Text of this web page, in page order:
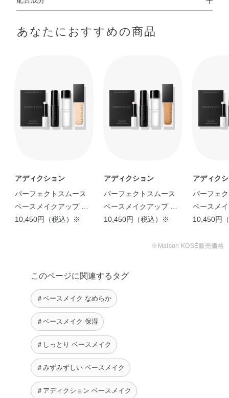
水・メチルトリメチコン・メトキシケイヒ酸エチルヘキシ
ヘキサン酸セチル・ポリグリセリル－3ポリジメチルシロ
キシエチルジメチコン・アルガニアスピノサ核油・オリー
ブ果実油・カニナバラ果実エキス・カニナバラ果実油・カ
ミツレ花エキス・グリチルリチン酸2K・ゴマ種子油・サフ
エキス・BHT・PEG－9ポリジメチルシロキシエチルジメ
－t－ブチルヒドロキシヒドロケイヒ酸）ペンタエリスリチ
ル・ポリヒドロキシステアリン酸・ラウリルPEG－9ポリ
ジメチルシロキシエチルジメチコン・塩化Na・水酸化Al・
フェノキシエタノール・マイカ・酸化チタン・酸化亜鉛・
酸化鉄
◆SILKY BALM STICK
ジメチコン・水・パラフィン・エチルヘキサン酸セチル・
セレシン・ポリシリコーン－11・ポリメチルシルセスキオ
キサン・（カプリル酸／カプリン酸）ヤシアルキル・ラウ
あなたにおすすめの商品
アディクション
パーフェクトスムース
ベースメイクアップ キ
ット
10,450円（税込）※
アディクション
パーフェクトスムース
ベースメイクアップ キ
ット
10,450円（税込）※
アディク
パーフェ
ベースメ
ット
10,450円
※Maison KOSÉ販売価格
このページに関連するタグ
＃ベースメイク なめらか
＃ベースメイク 保湿
＃しっとり ベースメイク
＃みずみずしい ベースメイク
＃アディクション ベースメイク